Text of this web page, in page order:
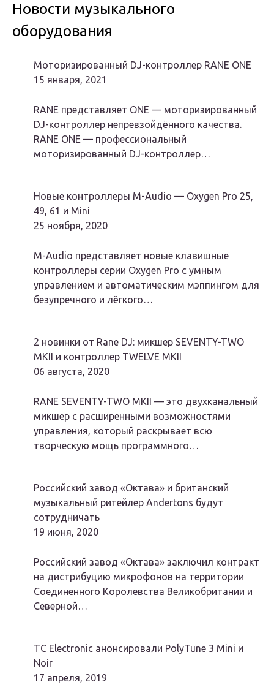
Новости музыкального
оборудования
Моторизированный DJ-контроллер RANE ONE
15 января, 2021
RANE представляет ONE — моторизированный
DJ-контроллер непревзойдённого качества.
RANE ONE — профессиональный
моторизированный DJ-контроллер…
Новые контроллеры M-Audio — Oxygen Pro 25,
49, 61 и Mini
25 ноября, 2020
M-Audio представляет новые клавишные
контроллеры серии Oxygen Pro с умным
управлением и автоматическим мэппингом для
безупречного и лёгкого…
2 новинки от Rane DJ: микшер SEVENTY-TWO
MKII и контроллер TWELVE MKII
06 августа, 2020
RANE SEVENTY-TWO MKII — это двухканальный
микшер с расширенными возможностями
управления, который раскрывает всю
творческую мощь программного…
Российский завод «Октава» и британский
музыкальный ритейлер Andertons будут
сотрудничать
19 июня, 2020
Российский завод «Октава» заключил контракт
на дистрибуцию микрофонов на территории
Соединенного Королевства Великобритании и
Северной…
TC Electronic анонсировали PolyTune 3 Mini и
Noir
17 апреля, 2019